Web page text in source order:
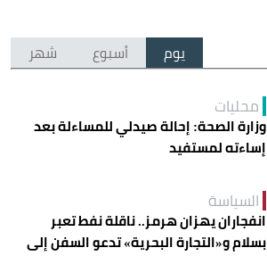
يوم أسبوع شهر
محليات
وزارة الصحة: إحالة صيدلي للمساءلة بعد
إساءته لمستفيد
السياسة
انفجاران يهزان هرمز.. ناقلة نفط تعبر
بسلام و«التجارة البحرية» تدعو السفن إلى